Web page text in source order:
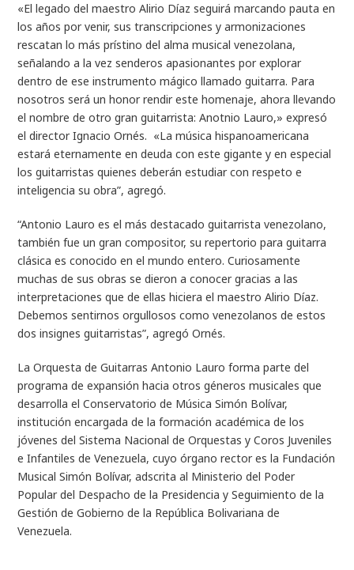
«El legado del maestro Alirio Díaz seguirá marcando pauta en
los años por venir, sus transcripciones y armonizaciones
rescatan lo más prístino del alma musical venezolana,
señalando a la vez senderos apasionantes por explorar
dentro de ese instrumento mágico llamado guitarra. Para
nosotros será un honor rendir este homenaje, ahora llevando
el nombre de otro gran guitarrista: Anotnio Lauro,» expresó
el director Ignacio Ornés. «La música hispanoamericana
estará eternamente en deuda con este gigante y en especial
los guitarristas quienes deberán estudiar con respeto e
inteligencia su obra”, agregó.
“Antonio Lauro es el más destacado guitarrista venezolano,
también fue un gran compositor, su repertorio para guitarra
clásica es conocido en el mundo entero. Curiosamente
muchas de sus obras se dieron a conocer gracias a las
interpretaciones que de ellas hiciera el maestro Alirio Díaz.
Debemos sentirnos orgullosos como venezolanos de estos
dos insignes guitarristas”, agregó Ornés.
La Orquesta de Guitarras Antonio Lauro forma parte del
programa de expansión hacia otros géneros musicales que
desarrolla el Conservatorio de Música Simón Bolívar,
institución encargada de la formación académica de los
jóvenes del Sistema Nacional de Orquestas y Coros Juveniles
e Infantiles de Venezuela, cuyo órgano rector es la Fundación
Musical Simón Bolívar, adscrita al Ministerio del Poder
Popular del Despacho de la Presidencia y Seguimiento de la
Gestión de Gobierno de la República Bolivariana de
Venezuela.